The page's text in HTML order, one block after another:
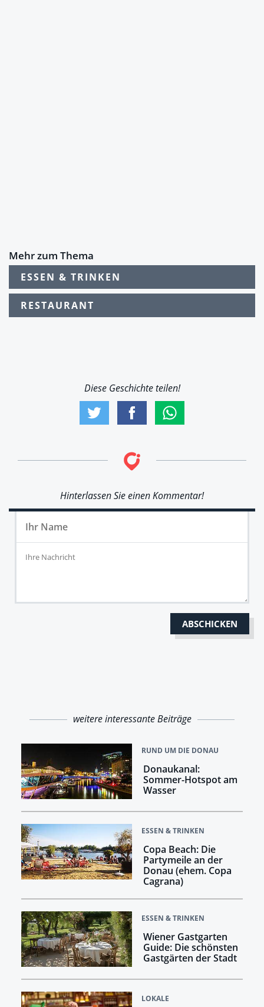
Mehr zum Thema
ESSEN & TRINKEN
RESTAURANT
Diese Geschichte teilen!
Hinterlassen Sie einen Kommentar!
weitere interessante Beiträge
RUND UM DIE DONAU
Donaukanal:
Sommer-Hotspot am
Wasser
ESSEN & TRINKEN
Copa Beach: Die
Partymeile an der
Donau (ehem. Copa
Cagrana)
ESSEN & TRINKEN
Wiener Gastgarten
Guide: Die schönsten
Gastgärten der Stadt
LOKALE